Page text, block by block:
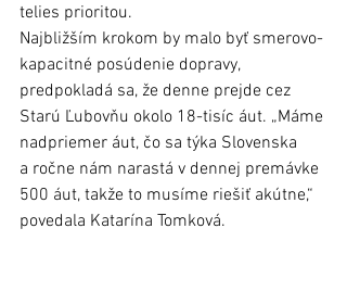
telies prioritou.
Najbližším krokom by malo byť smerovo-
kapacitné posúdenie dopravy,
predpokladá sa, že denne prejde cez
Starú Ľubovňu okolo 18-tisíc áut. „Máme
nadpriemer áut, čo sa týka Slovenska
a ročne nám narastá v dennej premávke
500 áut, takže to musíme riešiť akútne,“
povedala Katarína Tomková.